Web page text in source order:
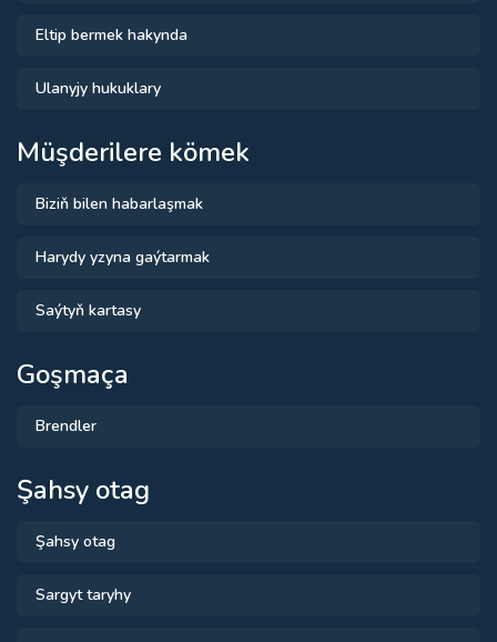
Eltip bermek hakynda
Ulanyjy hukuklary
Müşderilere kömek
Biziň bilen habarlaşmak
Harydy yzyna gaýtarmak
Saýtyň kartasy
Goşmaça
Brendler
Şahsy otag
Şahsy otag
Sargyt taryhy